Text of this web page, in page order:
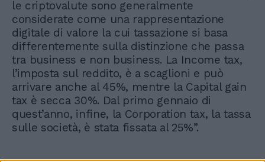
le criptovalute sono generalmente
considerate come una rappresentazione
digitale di valore la cui tassazione si basa
differentemente sulla distinzione che passa
tra business e non business. La Income tax,
l’imposta sul reddito, è a scaglioni e può
arrivare anche al 45%, mentre la Capital gain
tax è secca 30%. Dal primo gennaio di
quest’anno, infine, la Corporation tax, la tassa
sulle società, è stata fissata al 25%”.